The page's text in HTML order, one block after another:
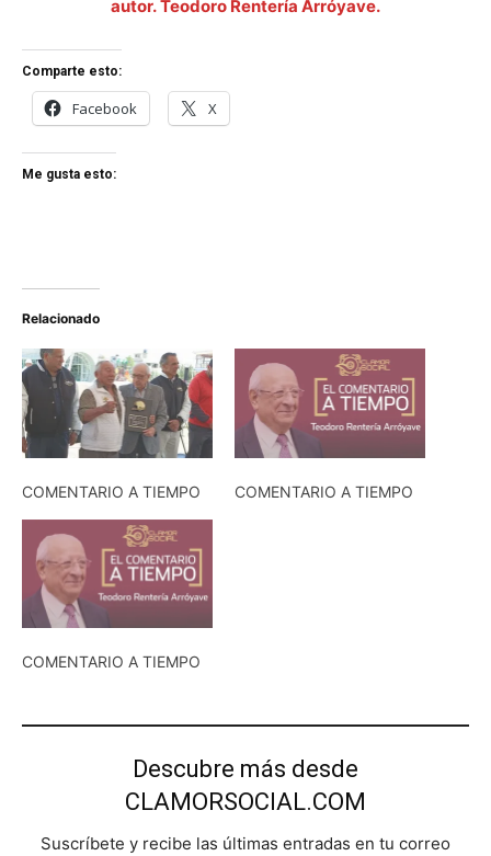
autor. Teodoro Rentería Arróyave.
Comparte esto:
Facebook X
Me gusta esto:
Relacionado
COMENTARIO A TIEMPO COMENTARIO A TIEMPO
COMENTARIO A TIEMPO
Descubre más desde
CLAMORSOCIAL.COM
Suscríbete y recibe las últimas entradas en tu correo